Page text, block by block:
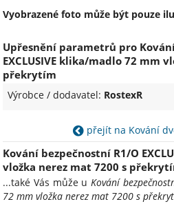
Vyobrazené foto může být pouze
Upřesnění parametrů pro
EXCLUSIVE klika/madlo 72 mm
překrytím
Výrobce / dodavatel: RostexR
přejít na Kování
Kování bezpečnostní R1/O
vložka nerez mat 7200 s
...také Vás může u Kování
72 mm vložka nerez mat 7200 s